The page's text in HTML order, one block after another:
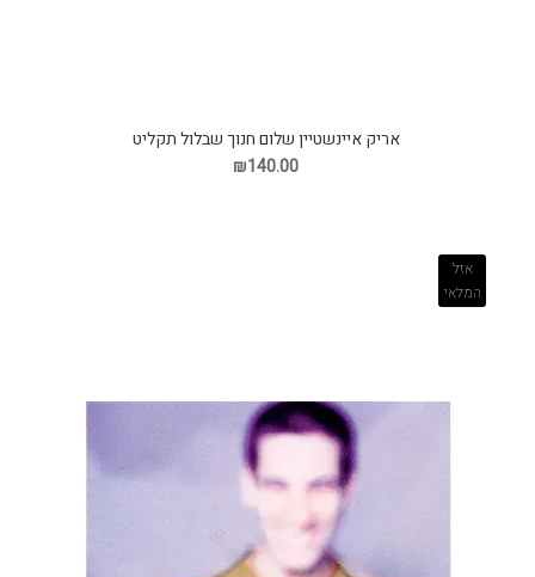
אריק איינשטיין שלום חנוך שבלול תקליט
₪140.00
אזל
המלאי